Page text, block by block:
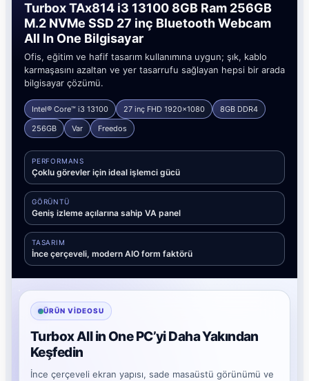
Turbox TAx814 i3 13100 8GB Ram 256GB
M.2 NVMe SSD 27 inç Bluetooth Webcam
All In One Bilgisayar
Ofis, eğitim ve hafif tasarım kullanımına uygun; şık, kablo
karmaşasını azaltan ve yer tasarrufu sağlayan hepsi bir arada
bilgisayar çözümü.
Intel® Core™ i3 13100 27 inç FHD 1920x1080
8GB DDR4
256GB
Var Freedos
PERFORMANS
Çoklu görevler için ideal işlemci gücü
GÖRÜNTÜ
Geniş izleme açılarına sahip VA panel
TASARIM
İnce çerçeveli, modern AIO form faktörü
ÜRÜN VIDEOSU
Turbox All in One PC’yi Daha Yakından
Keşfedin
İnce çerçeveli ekran yapısı, sade masaüstü görünümü ve